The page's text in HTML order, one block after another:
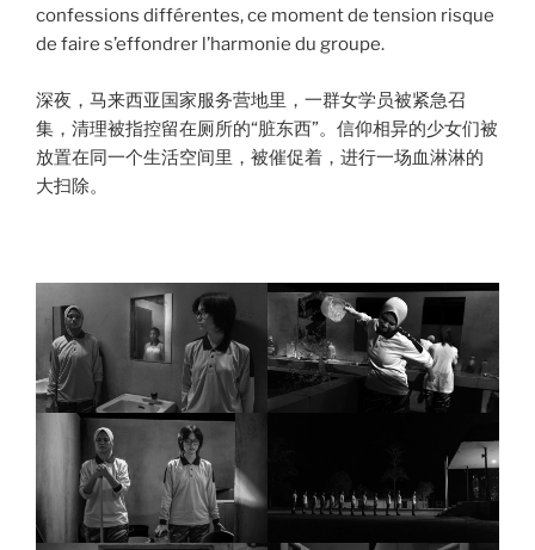
confessions différentes, ce moment de tension risque
de faire s’effondrer l’harmonie du groupe.
深夜，马来西亚国家服务营地里，一群女学员被紧急召
集，清理被指控留在厕所的“脏东西”。信仰相异的少女们被
放置在同一个生活空间里，被催促着，进行一场血淋淋的
大扫除。